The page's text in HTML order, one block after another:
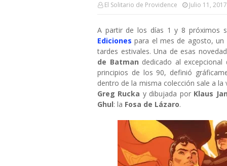
El Solitario de Providence Julio 11, 2017
A partir de los días 1 y 8 próximos
Ediciones para el mes de agosto, un
tardes estivales. Una de esas
de Batman dedicado al excepcional
principios de los 90, definió
dentro de la misma colección sale a la
Greg Rucka y dibujada por Klaus
Ghul: la Fosa de Lázaro.